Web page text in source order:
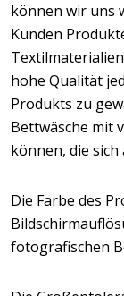
können wir uns
Kunden
hohe Qualität
Produkts zu
Bettwäsche mit
können, die
Die Farbe des
fotografischen